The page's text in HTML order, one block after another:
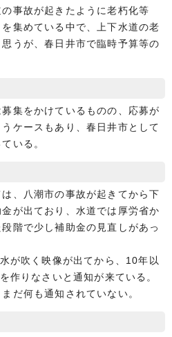
事故が起きたように老朽化等
集めている中で、上下水道の老
うが、春日井市で臨時予算等の
集をかけているものの、応募が
ケースもあり、春日井市として
いる。
、八潮市の事故が起きてから下
が出ており、水道では厚労省か
階で少し補助金の見直しがあっ
が吹く映像が出てから、10年以
作りなさいと通知が来ている。
だ何も通知されていない。